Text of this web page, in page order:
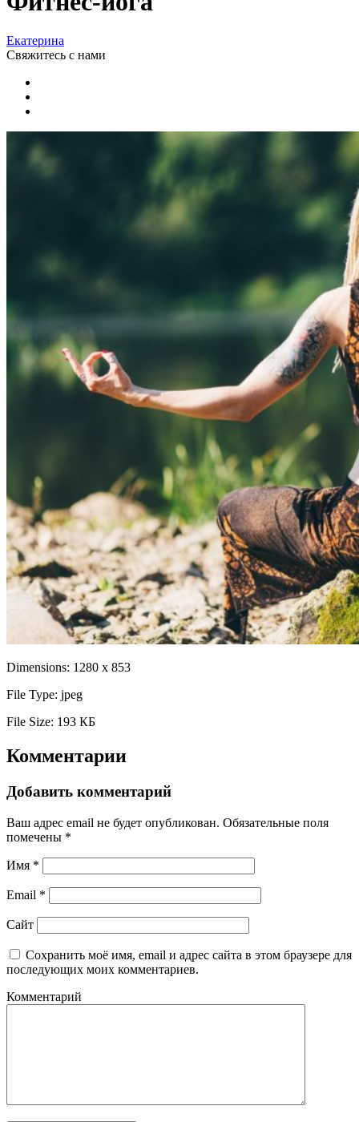
Екатерина
Свяжитесь с нами
Dimensions: 1280 x 853
File Type: jpeg
File Size: 193 КБ
Комментарии
Добавить комментарий
Ваш адрес email не будет опубликован. Обязательные поля
помечены *
Имя *
Email *
Сайт
Сохранить моё имя, email и адрес сайта в этом браузере для
последующих моих комментариев.
Комментарий